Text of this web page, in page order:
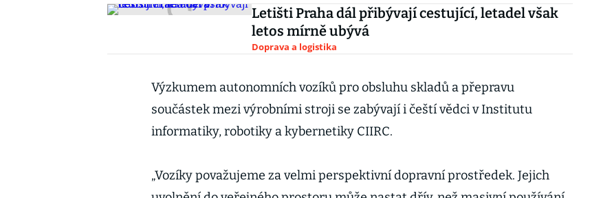
Letišti Praha dál přibývají cestující, letadel však
letos mírně ubývá
Doprava a logistika
Výzkumem autonomních vozíků pro obsluhu skladů a přepravu
součástek mezi výrobními stroji se zabývají i čeští vědci v Institutu
informatiky, robotiky a kybernetiky CIIRC.
„Vozíky považujeme za velmi perspektivní dopravní prostředek. Jejich